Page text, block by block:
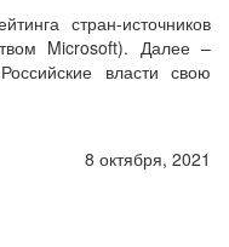
стран-источников
Microsoft). Далее –
власти свою
8 октября, 2021